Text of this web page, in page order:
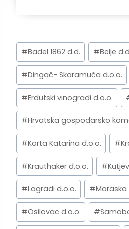
Post
Tags:
#Badel 1862 d.d. #Belje
#Dingač- Skaramuča d.o.o.
#Erdutski vinogradi d.o.o.
#Hrvatska gospodarsko
#Korta Katarina d.o.o. #
#Krauthaker d.o.o. #
#Lagradi d.o.o. #Maraska
#Osilovac d.o.o. #